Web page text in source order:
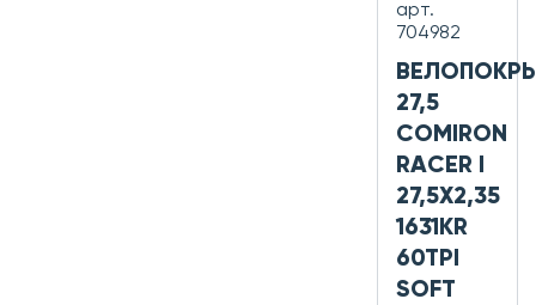
арт.
704982
27,5
COMIRON
RACER I
27,5X2,35
1631KR
60TPI
SOFT